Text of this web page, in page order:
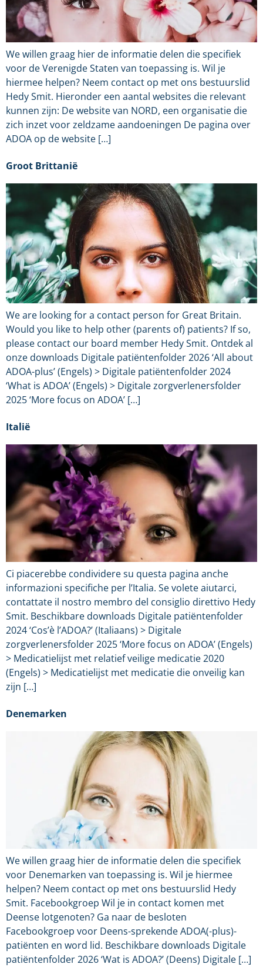
We willen graag hier de informatie delen die specifiek
voor de Verenigde Staten van toepassing is. Wil je
hiermee helpen? Neem contact op met ons bestuurslid
Hedy Smit. Hieronder een aantal websites die relevant
kunnen zijn: De website van NORD, een organisatie die
zich inzet voor zeldzame aandoeningen De pagina over
ADOA op de website […]
Groot Brittanië
We are looking for a contact person for Great Britain.
Would you like to help other (parents of) patients? If so,
please contact our board member Hedy Smit. Ontdek al
onze downloads Digitale patiëntenfolder 2026 ‘All about
ADOA-plus’ (Engels) > Digitale patiëntenfolder 2024
‘What is ADOA’ (Engels) > Digitale zorgverlenersfolder
2025 ‘More focus on ADOA’ […]
Italië
Ci piacerebbe condividere su questa pagina anche
informazioni specifiche per l’Italia. Se volete aiutarci,
contattate il nostro membro del consiglio direttivo Hedy
Smit. Beschikbare downloads Digitale patiëntenfolder
2024 ‘Cos’è l’ADOA?’ (Italiaans) > Digitale
zorgverlenersfolder 2025 ‘More focus on ADOA’ (Engels)
> Medicatielijst met relatief veilige medicatie 2020
(Engels) > Medicatielijst met medicatie die onveilig kan
zijn […]
Denemarken
We willen graag hier de informatie delen die specifiek
voor Denemarken van toepassing is. Wil je hiermee
helpen? Neem contact op met ons bestuurslid Hedy
Smit. Facebookgroep Wil je in contact komen met
Deense lotgenoten? Ga naar de besloten
Facebookgroep voor Deens-sprekende ADOA(-plus)-
patiënten en word lid. Beschikbare downloads Digitale
patiëntenfolder 2026 ‘Wat is ADOA?’ (Deens) Digitale […]